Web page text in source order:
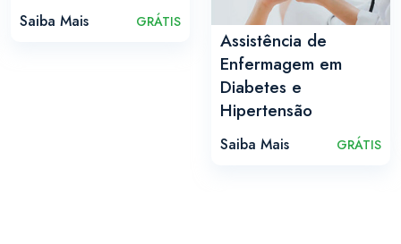
Saiba Mais GRÁTIS
Assistência de
Enfermagem em
Diabetes e
Hipertensão
Saiba Mais GRÁTIS